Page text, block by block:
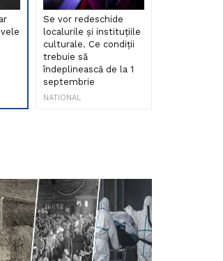
Se vor redeschide
localurile și instituțiile
culturale. Ce condiții
trebuie să
îndeplinească de la 1
septembrie
NATIONAL